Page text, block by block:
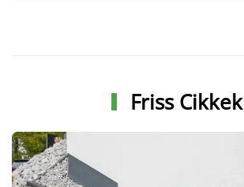
Friss Cikkek